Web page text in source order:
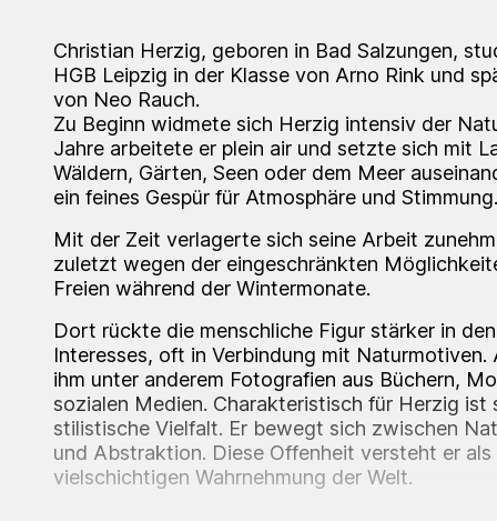
Christian Herzig, geboren in Bad Salzungen,
HGB Leipzig in der Klasse von Arno Rink und
von Neo Rauch.
Zu Beginn widmete sich Herzig intensiv der
Jahre arbeitete er plein air und setzte sich mit
Wäldern, Gärten, Seen oder dem Meer
ein feines Gespür für Atmosphäre und Stimmung.
Mit der Zeit verlagerte sich seine Arbeit
zuletzt wegen der eingeschränkten
Freien während der Wintermonate.
Dort rückte die menschliche Figur stärker in
Interesses, oft in Verbindung mit Naturmotiven.
ihm unter anderem Fotografien aus Büchern,
sozialen Medien. Charakteristisch für Herzig ist
stilistische Vielfalt. Er bewegt sich zwischen
und Abstraktion. Diese Offenheit versteht er
vielschichtigen Wahrnehmung der Welt.